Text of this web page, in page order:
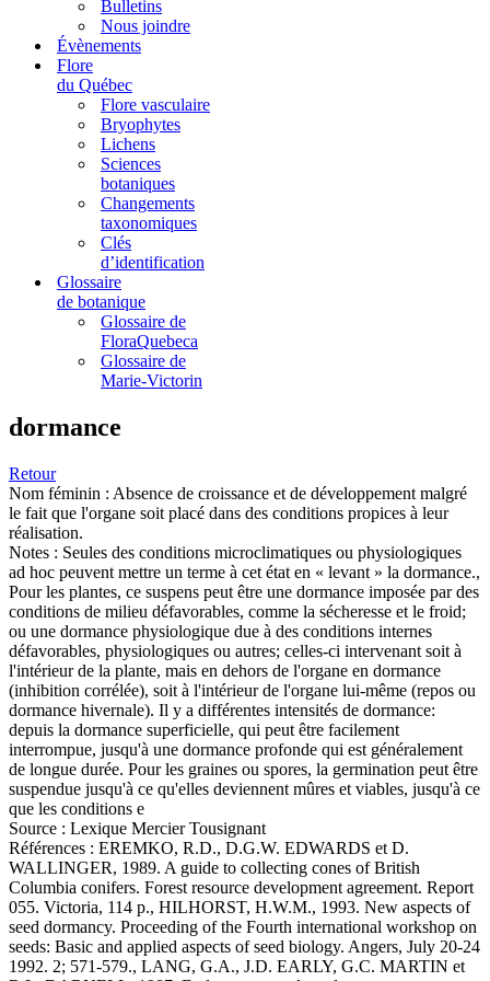
Bulletins
Nous joindre
Évènements
Flore
du Québec
Flore vasculaire
Bryophytes
Lichens
Sciences
botaniques
Changements
taxonomiques
Clés
d’identification
Glossaire
de botanique
Glossaire de
FloraQuebeca
Glossaire de
Marie-Victorin
dormance
Retour
Nom féminin : Absence de croissance et de développement malgré
le fait que l'organe soit placé dans des conditions propices à leur
réalisation.
Notes : Seules des conditions microclimatiques ou physiologiques
ad hoc peuvent mettre un terme à cet état en « levant » la dormance.,
Pour les plantes, ce suspens peut être une dormance imposée par des
conditions de milieu défavorables, comme la sécheresse et le froid;
ou une dormance physiologique due à des conditions internes
défavorables, physiologiques ou autres; celles-ci intervenant soit à
l'intérieur de la plante, mais en dehors de l'organe en dormance
(inhibition corrélée), soit à l'intérieur de l'organe lui-même (repos ou
dormance hivernale). Il y a différentes intensités de dormance:
depuis la dormance superficielle, qui peut être facilement
interrompue, jusqu'à une dormance profonde qui est généralement
de longue durée. Pour les graines ou spores, la germination peut être
suspendue jusqu'à ce qu'elles deviennent mûres et viables, jusqu'à ce
que les conditions e
Source : Lexique Mercier Tousignant
Références : EREMKO, R.D., D.G.W. EDWARDS et D.
WALLINGER, 1989. A guide to collecting cones of British
Columbia conifers. Forest resource development agreement. Report
055. Victoria, 114 p., HILHORST, H.W.M., 1993. New aspects of
seed dormancy. Proceeding of the Fourth international workshop on
seeds: Basic and applied aspects of seed biology. Angers, July 20-24
1992. 2; 571-579., LANG, G.A., J.D. EARLY, G.C. MARTIN et